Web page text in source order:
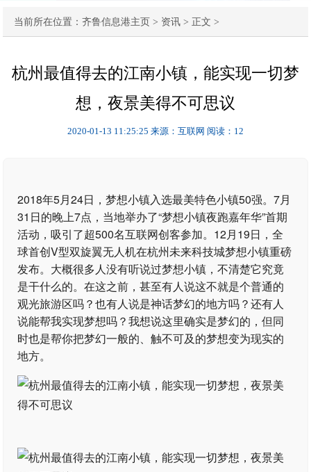
当前所在位置：齐鲁信息港主页 > 资讯 > 正文 >
杭州最值得去的江南小镇，能实现一切梦
想，夜景美得不可思议
2020-01-13 11:25:25 来源：互联网 阅读：12
2018年5月24日，梦想小镇入选最美特色小镇50强。7月
31日的晚上7点，当地举办了“梦想小镇夜跑嘉年华”首期
活动，吸引了超500名互联网创客参加。12月19日，全
球首创V型双旋翼无人机在杭州未来科技城梦想小镇重磅
发布。大概很多人没有听说过梦想小镇，不清楚它究竟
是干什么的。在这之前，甚至有人说这不就是个普通的
观光旅游区吗？也有人说是神话梦幻的地方吗？还有人
说能帮我实现梦想吗？我想说这里确实是梦幻的，但同
时也是帮你把梦幻一般的、触不可及的梦想变为现实的
地方。